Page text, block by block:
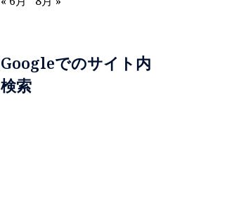
Googleでのサイト内
検索